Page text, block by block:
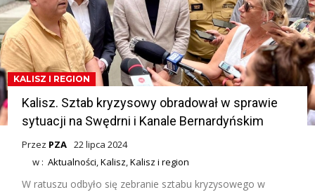
KALISZ I REGION
Kalisz. Sztab kryzysowy obradował w sprawie
sytuacji na Swędrni i Kanale Bernardyńskim
Przez PZA 22 lipca 2024
w :Aktualności,Kalisz,Kalisz i region
W ratuszu odbyło się zebranie sztabu kryzysowego w